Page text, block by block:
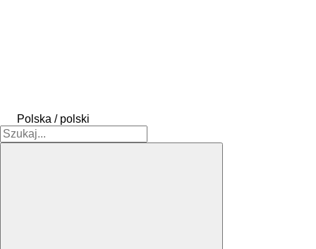
Polska / polski